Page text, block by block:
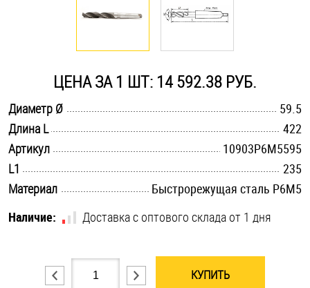
Саморезы и шурупы
Стопорные кольца
Такелаж
Хомуты
Шпильки
Шплинты
Штифты и пальцы
ЦЕНА ЗА 1 ШТ: 14 592.38 РУБ.
Диаметр Ø
59.5
Длина L
422
Артикул
10903Р6М5595
L1
235
Материал
Быстрорежущая сталь Р6М5
Наличие:
Доставка с оптового склада от 1 дня
КУПИТЬ